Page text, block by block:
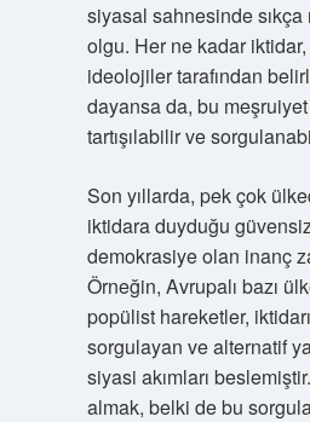
siyasal sahnesinde
olgu. Her ne kadar
ideolojiler tarafından
dayansa da, bu
tartışılabilir ve
Son yıllarda, pek çok
iktidara duyduğu
demokrasiye olan inanç
Örneğin, Avrupalı bazı
popülist hareketler,
sorgulayan ve alternatif
siyasi akımları
almak, belki de bu